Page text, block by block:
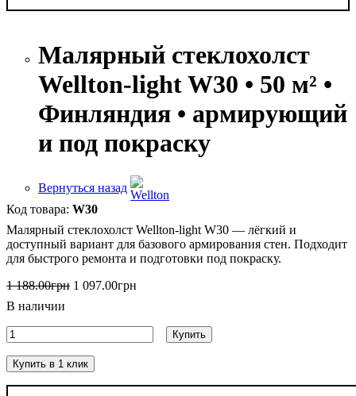
Малярный стеклохолст
Wellton-light W30 • 50 м² •
Финляндия • армирующий
и под покраску
Вернуться назад
W30
Малярный стеклохолст Wellton-light W30 — лёгкий и
доступный вариант для базового армирования стен. Подходит
для быстрого ремонта и подготовки под покраску.
1 188.00грн 1 097.00грн
В наличии
Купить
Купить в 1 клик